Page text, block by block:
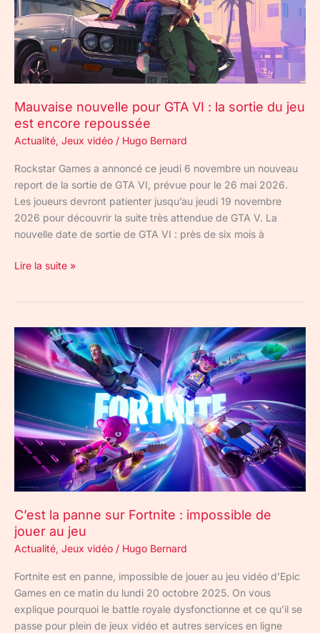
Mauvaise nouvelle pour GTA VI : la sortie du jeu
est encore repoussée
Actualité, Jeux vidéo / Hugo Bernard
Rockstar Games a annoncé ce jeudi 6 novembre un nouveau
report de la sortie de GTA VI, prévue pour le 26 mai 2026.
Les joueurs devront patienter jusqu’au jeudi 19 novembre
2026 pour découvrir la suite très attendue de GTA V. La
nouvelle date de sortie de GTA VI : près de six mois à
:
la
sortie
du
jeu
encore
repoussée
Lire la suite »
C’est la panne sur Fortnite : impossible de
jouer au jeu
Actualité, Jeux vidéo / Hugo Bernard
Fortnite est en panne, impossible de jouer au jeu vidéo d’Epic
Games en ce matin du lundi 20 octobre 2025. On vous
explique pourquoi le battle royale dysfonctionne et ce qu’il se
passe pour plein de jeux vidéo et autres services en ligne
C’est
la
panne
:
impossible
de
jouer
au